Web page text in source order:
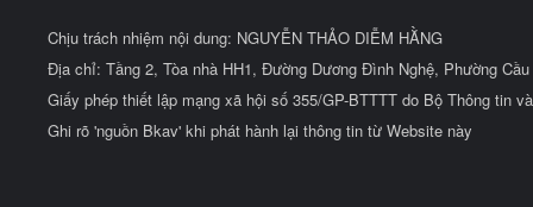
Chịu trách nhiệm nội dung: NGUYỄN THẢO DIỄM HẰNG
Địa chỉ: Tầng 2, Tòa nhà HH1, Đường Dương Đình Nghệ, Phường
Giấy phép thiết lập mạng xã hội số 355/GP-BTTTT do Bộ Thông tin
Ghi rõ 'nguồn Bkav' khi phát hành lại thông tin từ Website này